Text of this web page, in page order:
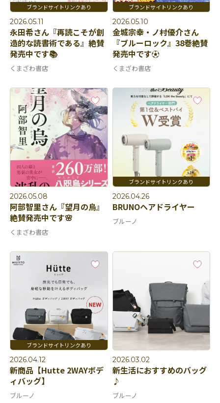
2026.05.11
永田希さん『再読こそが創
造的な読書術である』絶賛
発売中です📚
くまざわ書店
2026.05.10
金城宗幸・ノ村優介さん
『ブルーロック』38巻絶賛
発売中です⚽️
くまざわ書店
2026.05.08
阿部智里さん『望月の烏』
絶賛発売中です🌸
くまざわ書店
2026.04.26
BRUNOヘアドライヤー
ブルーノ
2026.04.12
新商品【Hutte 2WAYボデ
ィバッグ】
ブルーノ
2026.03.02
新生活におすすめのバッグ
♪
ブルーノ